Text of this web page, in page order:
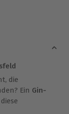
die
Ein Gin-